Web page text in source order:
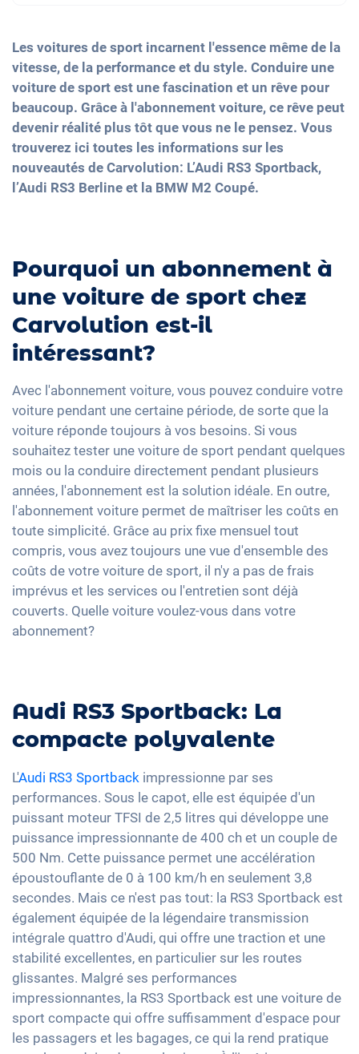
Les voitures de sport incarnent l'essence même de la
vitesse, de la performance et du style. Conduire une
voiture de sport est une fascination et un rêve pour
beaucoup. Grâce à l'abonnement voiture, ce rêve peut
devenir réalité plus tôt que vous ne le pensez. Vous
trouverez ici toutes les informations sur les
nouveautés de Carvolution: L’Audi RS3 Sportback,
l’Audi RS3 Berline et la BMW M2 Coupé.
Pourquoi un abonnement à
une voiture de sport chez
Carvolution est-il
intéressant?
Avec l'abonnement voiture, vous pouvez conduire votre
voiture pendant une certaine période, de sorte que la
voiture réponde toujours à vos besoins. Si vous
souhaitez tester une voiture de sport pendant quelques
mois ou la conduire directement pendant plusieurs
années, l'abonnement est la solution idéale. En outre,
l'abonnement voiture permet de maîtriser les coûts en
toute simplicité. Grâce au prix fixe mensuel tout
compris, vous avez toujours une vue d'ensemble des
coûts de votre voiture de sport, il n'y a pas de frais
imprévus et les services ou l'entretien sont déjà
couverts. Quelle voiture voulez-vous dans votre
abonnement?
Audi RS3 Sportback: La
compacte polyvalente
L'Audi RS3 Sportback impressionne par ses
performances. Sous le capot, elle est équipée d'un
puissant moteur TFSI de 2,5 litres qui développe une
puissance impressionnante de 400 ch et un couple de
500 Nm. Cette puissance permet une accélération
époustouflante de 0 à 100 km/h en seulement 3,8
secondes. Mais ce n'est pas tout: la RS3 Sportback est
également équipée de la légendaire transmission
intégrale quattro d'Audi, qui offre une traction et une
stabilité excellentes, en particulier sur les routes
glissantes. Malgré ses performances
impressionnantes, la RS3 Sportback est une voiture de
sport compacte qui offre suffisamment d'espace pour
les passagers et les bagages, ce qui la rend pratique